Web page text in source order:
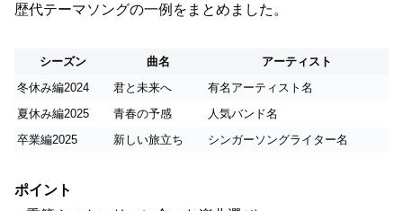
歴代テーマソングの一例をまとめました。
シーズン 曲名
アーティスト
冬休み編2024
君と未来へ
有名アーティスト名
夏休み編2025
青春の予感
人気バンド名
卒業編2025
新しい旅立ち シンガーソングライター名
ポイント